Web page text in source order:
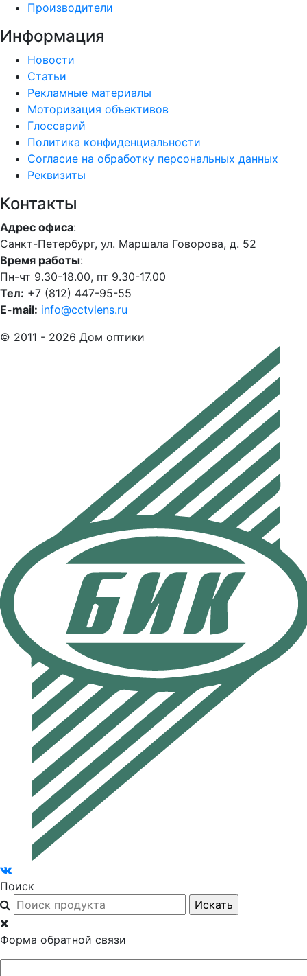
Производители
Информация
Новости
Статьи
Рекламные материалы
Моторизация объективов
Глоссарий
Политика конфиденциальности
Согласие на обработку персональных данных
Реквизиты
Контакты
Адрес офиса:
Санкт-Петербург, ул. Маршала Говорова, д. 52
Время работы:
Пн-чт 9.30-18.00, пт 9.30-17.00
Тел: +7 (812) 447-95-55
E-mail: info@cctvlens.ru
© 2011 - 2026 Дом оптики
Поиск
Форма обратной связи